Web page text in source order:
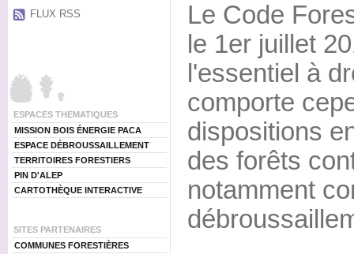
FLUX RSS
ESPACES THEMATIQUES
MISSION BOIS ÉNERGIE PACA
ESPACE DÉBROUSSAILLEMENT
TERRITOIRES FORESTIERS
PIN D'ALEP
CARTOTHÈQUE INTERACTIVE
SITES PARTENAIRES
COMMUNES FORESTIÈRES
Le Code
le 1er juillet
l'essentiel à
comporte
dispositions
des forêts
notamment